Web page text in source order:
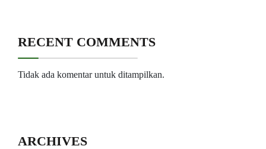
RECENT COMMENTS
Tidak ada komentar untuk ditampilkan.
ARCHIVES